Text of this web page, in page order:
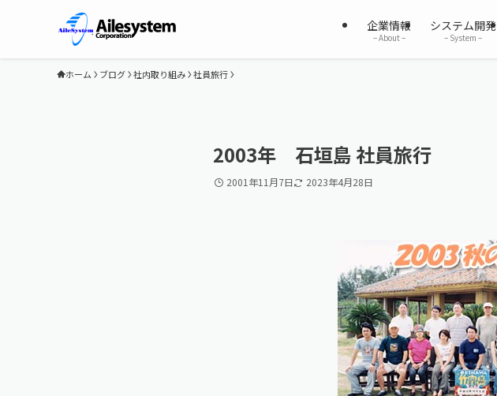
企業情報
– About –
システム開発
– System –
ホーム ブログ 社内取り組み 社員旅行
2003年 石垣島 社員旅行
2001年11月7日 2023年4月28日